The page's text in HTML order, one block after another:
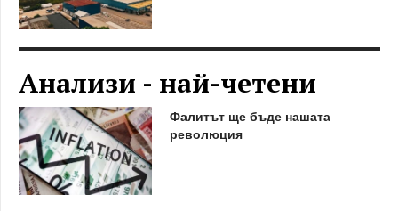
Анализи - най-четени
Фалитът ще бъде нашата
революция